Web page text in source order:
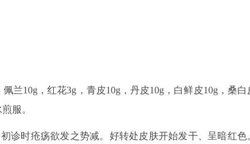
兰10g，红花3g，青皮10g，丹皮10g，白鲜皮10g，桑白
服。
诊时疮疡欲发之势减。好转处皮肤开始发干、呈暗红色